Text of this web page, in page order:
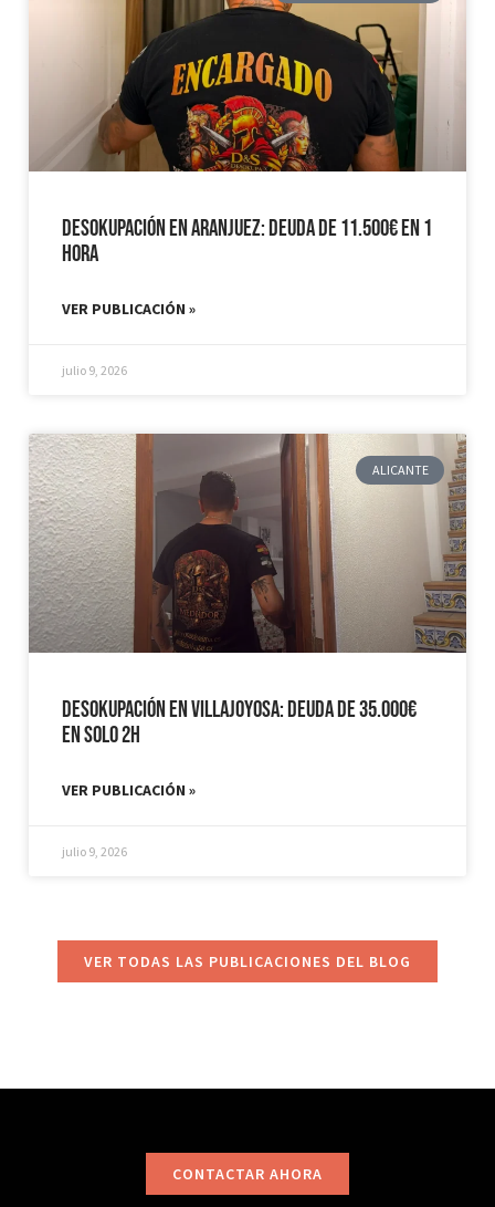
Desokupación en Aranjuez: Deuda de 11.500€ en 1
hora
VER PUBLICACIÓN »
julio 9, 2026
ALICANTE
Desokupación en Villajoyosa: Deuda de 35.000€
en solo 2h
VER PUBLICACIÓN »
julio 9, 2026
VER TODAS LAS PUBLICACIONES DEL BLOG
CONTACTAR AHORA